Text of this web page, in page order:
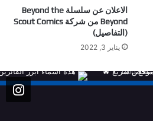
الاعلان عن سلسلة Beyond the
Beyond من شركة Scout Comics
(التفاصيل)
يناير 3, 2022